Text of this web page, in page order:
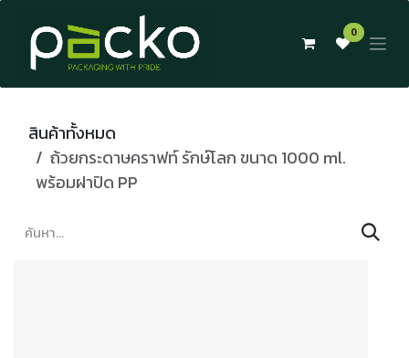
Skip to Content
0
สินค้าทั้งหมด
ถ้วยกระดาษคราฟท์ รักษ์โลก ขนาด 1000 ml.
พร้อมฝาปิด PP